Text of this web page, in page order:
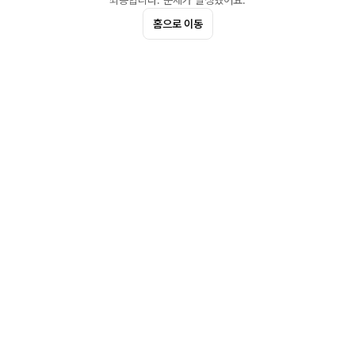
홈으로 이동